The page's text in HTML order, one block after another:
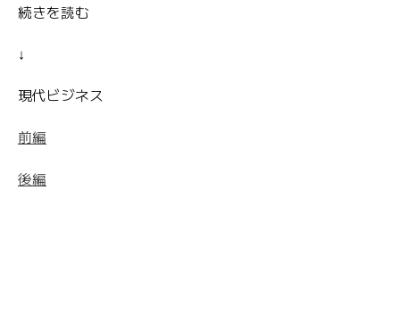
続きを読む
↓
現代ビジネス
前編
後編